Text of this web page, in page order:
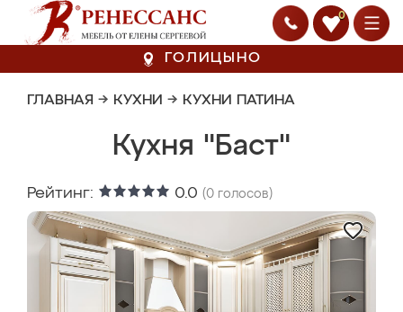
0
ГОЛИЦЫНО
ГЛАВНАЯ → КУХНИ → КУХНИ ПАТИНА
Кухня "Баст"
Рейтинг: 0.0 (0 голосов)